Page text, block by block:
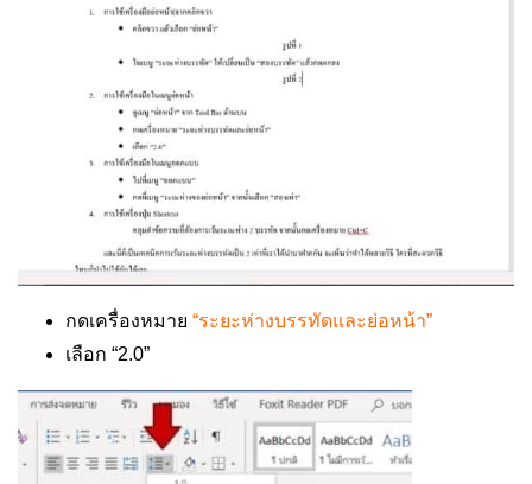
กดเครื่องหมาย “ระยะห่างบรรทัดและย่อหน้า”
เลือก “2.0”